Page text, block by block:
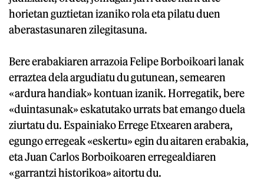
horietan guztietan izaniko rola eta pilatu duen
aberastasunaren zilegitasuna.
Bere erabakiaren arrazoia Felipe Borboikoari lanak
erraztea dela argudiatu du gutunean, semearen
«ardura handiak» kontuan izanik. Horregatik, bere
«duintasunak» eskatutako urrats bat emango duela
ziurtatu du. Espainiako Errege Etxearen arabera,
egungo erregeak «eskertu» egin du aitaren erabakia,
eta Juan Carlos Borboikoaren erregealdiaren
«garrantzi historikoa» aitortu du.